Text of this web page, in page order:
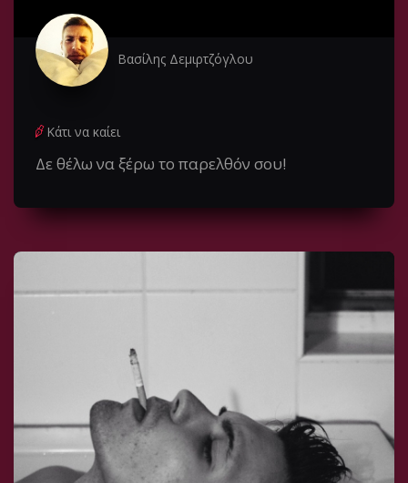
Βασίλης Δεμιρτζόγλου
Κάτι να καίει
Δε θέλω να ξέρω το παρελθόν σου!